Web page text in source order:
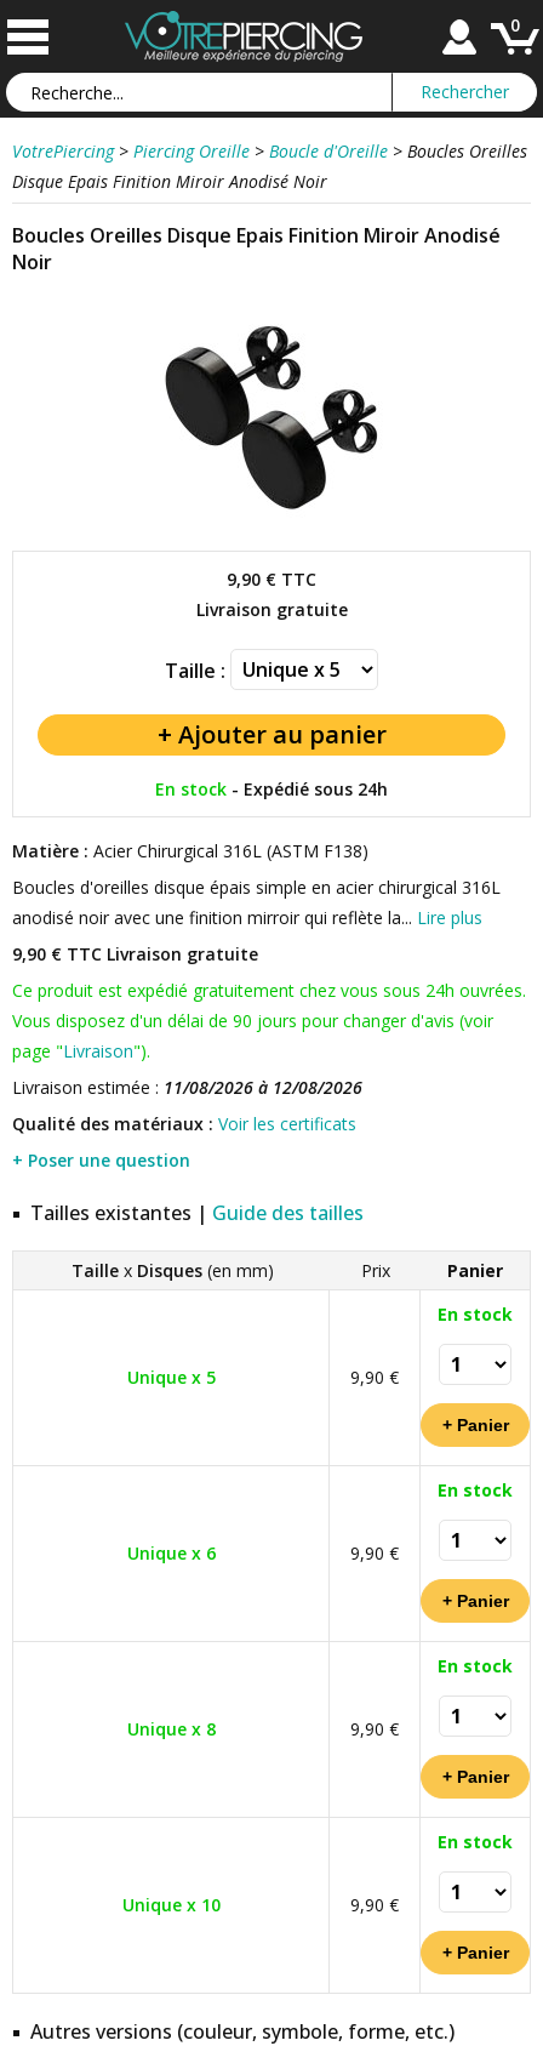
0
VotrePiercing > Piercing Oreille > Boucle d'Oreille > Boucles Oreilles
Disque Epais Finition Miroir Anodisé Noir
Boucles Oreilles Disque Epais Finition Miroir Anodisé
Noir
9,90 € TTC
Livraison gratuite
Taille :
En stock - Expédié sous 24h
Matière : Acier Chirurgical 316L (ASTM F138)
Boucles d'oreilles disque épais simple en acier chirurgical 316L
anodisé noir avec une finition mirroir qui reflète la... Lire plus
9,90 € TTC Livraison gratuite
Ce produit est expédié gratuitement chez vous sous 24h ouvrées.
Vous disposez d'un délai de 90 jours pour changer d'avis (voir
page "Livraison").
Livraison estimée : 11/08/2026 à 12/08/2026
Qualité des matériaux : Voir les certificats
+ Poser une question
Tailles existantes | Guide des tailles
Taillex Disques(en mm) Prix Panier
Unique x 5 9,90 €
En stock
Unique x 6 9,90 €
En stock
Unique x 8 9,90 €
En stock
Unique x 10 9,90 €
En stock
Autres versions (couleur, symbole, forme, etc.)